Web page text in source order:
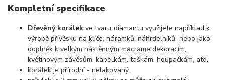
Kompletní specifikace
Dřevěný korálek ve tvaru diamantu využijete například k
výrobě přívěsku na klíče, náramků, náhrdelníků nebo jako
doplněk k velkým nástěnným macrame dekoracím,
květinovým závěsům, kabelkám, taškám, houpačkám, atd.
korálek je přírodní - nelakovaný,